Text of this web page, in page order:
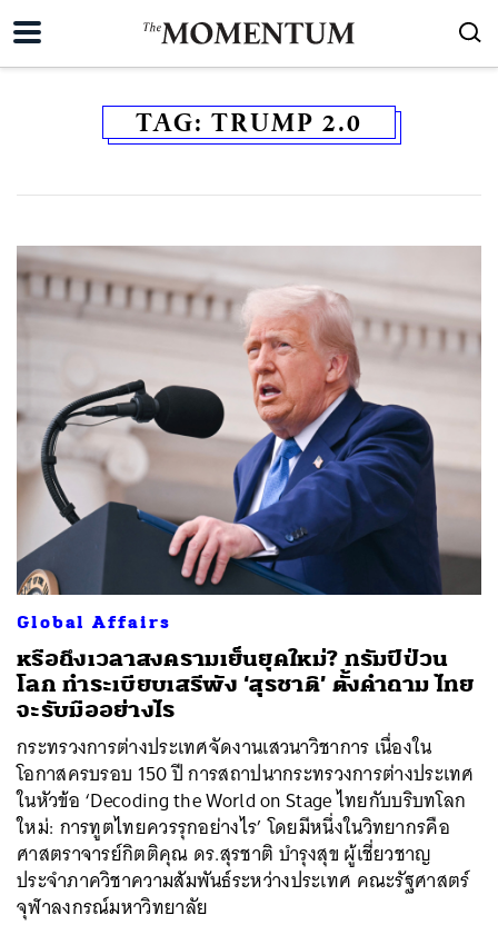
TAG: TRUMP 2.0
Global Affairs
หรือถึงเวลาสงครามเย็นยุคใหม่? ทรัมป์ป่วน
โลก ทำระเบียบเสรีพัง ‘สุรชาติ’ ตั้งคำถาม ไทย
จะรับมืออย่างไร
กระทรวงการต่างประเทศจัดงานเสวนาวิชาการ เนื่องใน
โอกาสครบรอบ 150 ปี การสถาปนากระทรวงการต่างประเทศ
ในหัวข้อ ‘Decoding the World on Stage ไทยกับบริบทโลก
ใหม่: การทูตไทยควรรุกอย่างไร’ โดยมีหนึ่งในวิทยากรคือ
ศาสตราจารย์กิตติคุณ ดร.สุรชาติ บำรุงสุข ผู้เชี่ยวชาญ
ประจำภาควิชาความสัมพันธ์ระหว่างประเทศ คณะรัฐศาสตร์
จุฬาลงกรณ์มหาวิทยาลัย